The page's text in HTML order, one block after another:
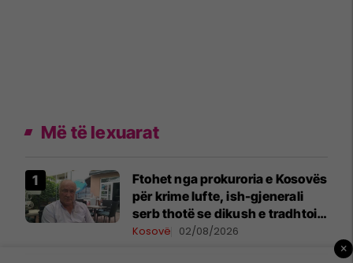
Më të lexuarat
Ftohet nga prokuroria e Kosovës
për krime lufte, ish-gjenerali
serb thotë se dikush e tradhtoi
në Beograd
Kosovë
02/08/2026
×